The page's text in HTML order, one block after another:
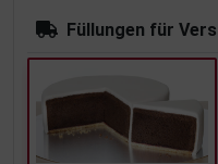
Füllungen für